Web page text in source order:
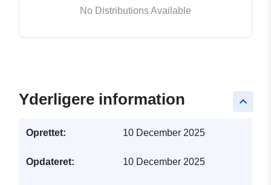
No Distributions Available
keyboard_arrow_up
Yderligere information
Oprettet: 10 December 2025
Opdateret: 10 December 2025